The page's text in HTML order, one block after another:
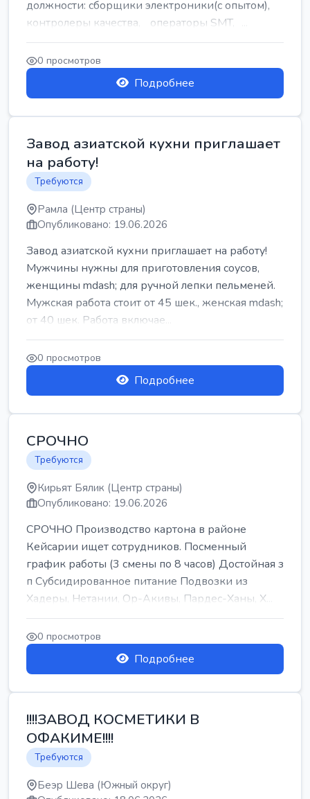
должности: сборщики электроники(с опытом),
контролеры качества, операторы SMT, ...
0 просмотров
Подробнее
Завод азиатской кухни приглашает
на работу!
Требуются
Рамла (Центр страны)
Опубликовано: 19.06.2026
Завод азиатской кухни приглашает на работу!
Мужчины нужны для приготовления соусов,
женщины mdash; для ручной лепки пельменей.
Мужская работа стоит от 45 шек., женская mdash;
от 40 шек. Работа включае...
0 просмотров
Подробнее
СРОЧНО
Требуются
Кирьят Бялик (Центр страны)
Опубликовано: 19.06.2026
СРОЧНО Производство картона в районе
Кейсарии ищет сотрудников. Посменный
график работы (3 смены по 8 часов) Достойная з
п Субсидированное питание Подвозки из
Хадеры, Нетании, Ор-Акивы, Пардес-Ханы, Х...
0 просмотров
Подробнее
!!!!ЗАВОД КОСМЕТИКИ В
ОФАКИМЕ!!!!
Требуются
Беэр Шева (Южный округ)